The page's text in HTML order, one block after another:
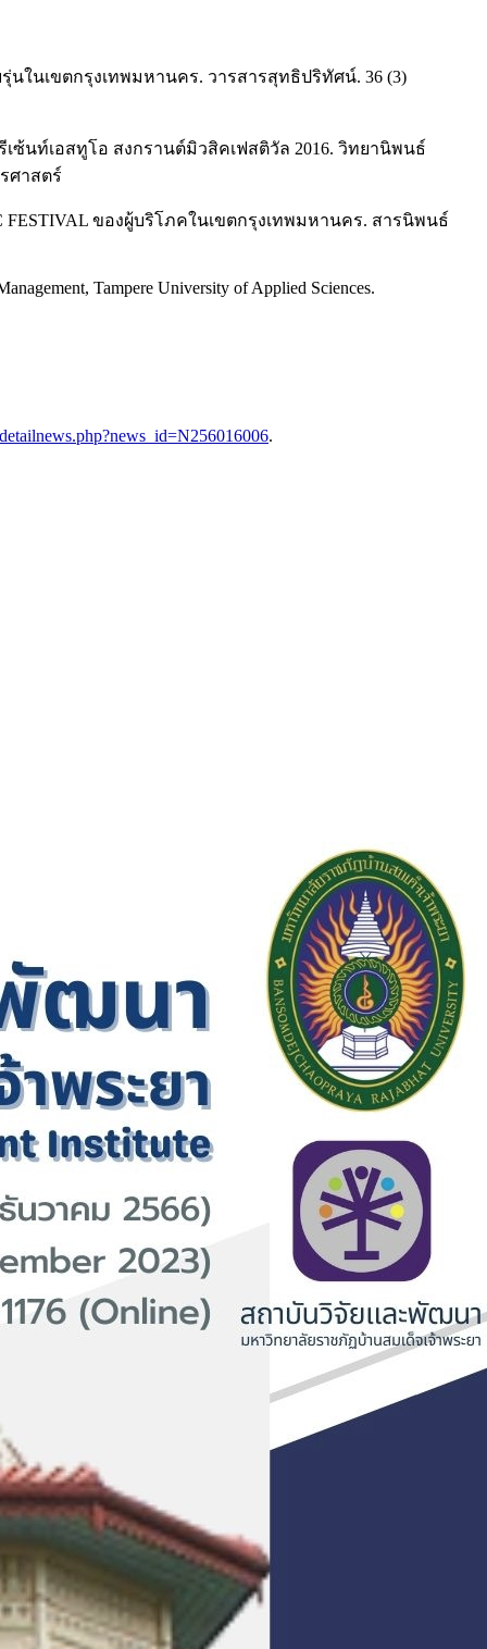
ในเขตกรุงเทพมหานคร. วารสารสุทธิปริทัศน์. 36 (3)
ซ้นท์เอสทูโอ สงกรานต์มิวสิคเฟสติวัล 2016. วิทยานิพนธ์
ศาสตร์
ของผู้บริโภคในเขตกรุงเทพมหานคร. สารนิพนธ์
Tampere University of Applied Sciences.
.